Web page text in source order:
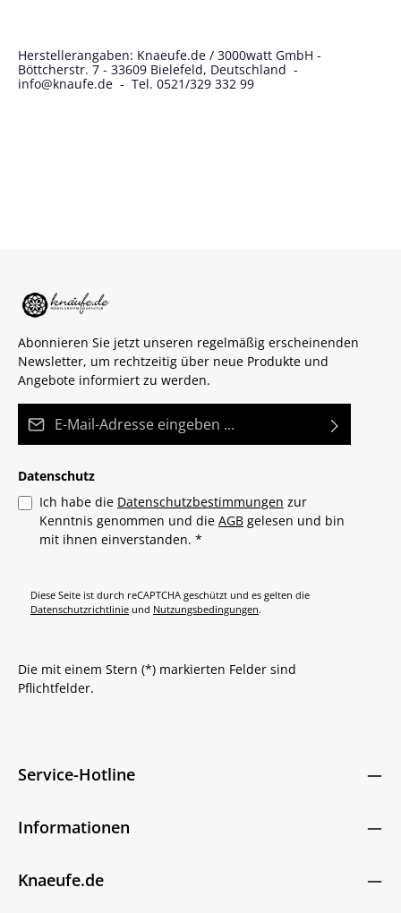
Herstellerangaben: Knaeufe.de / 3000watt GmbH -
Böttcherstr. 7 - 33609 Bielefeld, Deutschland -
info@knaufe.de - Tel. 0521/329 332 99
Abonnieren Sie jetzt unseren regelmäßig erscheinenden
Newsletter, um rechtzeitig über neue Produkte und
Angebote informiert zu werden.
Datenschutz
Ich habe die Datenschutzbestimmungen zur
Kenntnis genommen und die AGB gelesen und bin
mit ihnen einverstanden. *
Diese Seite ist durch reCAPTCHA geschützt und es gelten die
Datenschutzrichtlinie und Nutzungsbedingungen.
Die mit einem Stern (*) markierten Felder sind
Pflichtfelder.
Service-Hotline
Informationen
Knaeufe.de